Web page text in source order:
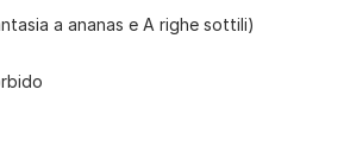
a ananas e A righe sottili)